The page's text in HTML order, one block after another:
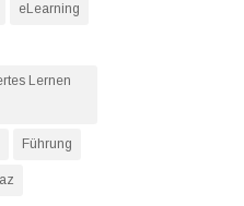
eLearning
Lernen
Führung